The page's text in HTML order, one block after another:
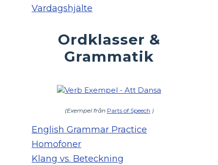
Vardagshjälte
Ordklasser &
Grammatik
(Exempel från Parts of Speech )
English Grammar Practice
Homofoner
Klang vs. Beteckning